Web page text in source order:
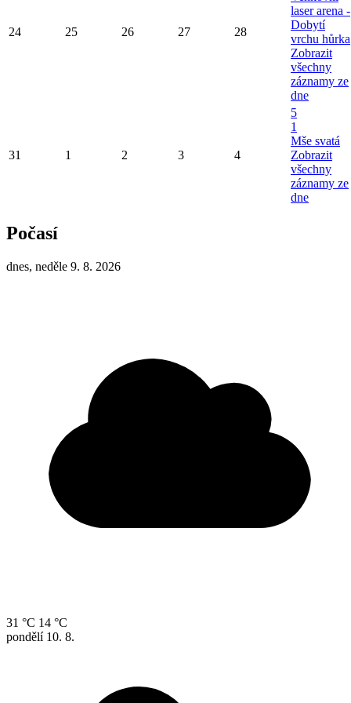
24 25 26 27 28
laser arena -
Dobytí
vrchu hůrka
Zobrazit
všechny
záznamy ze
dne
31 1 2 3 4
5
1
Mše svatá
Zobrazit
všechny
záznamy ze
dne
Počasí
dnes, neděle 9. 8. 2026
31 °C 14 °C
pondělí 10. 8.